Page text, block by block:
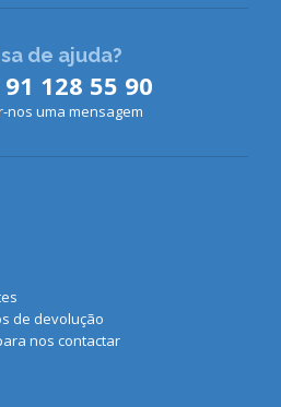
de devolução
nos contactar
de ajuda?
128 55 90
nos uma mensagem